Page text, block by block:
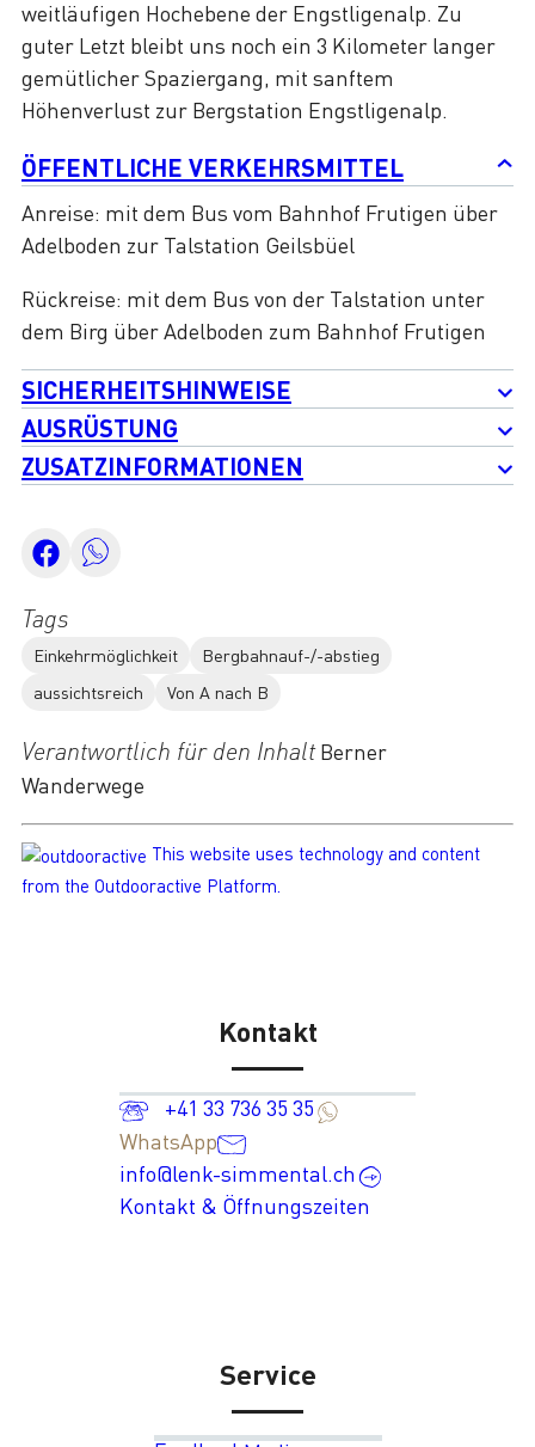
Tags
Einkehrmöglichkeit
Bergbahnauf-/-abstieg
aussichtsreich
Von A nach B
Verantwortlich für den InhaltBerner
Wanderwege
This website uses technology and content
from the Outdooractive Platform.
weitläufigen Hochebene der Engstligenalp. Zu
guter Letzt bleibt uns noch ein 3 Kilometer langer
gemütlicher Spaziergang, mit sanftem
Höhenverlust zur Bergstation Engstligenalp.
ÖFFENTLICHE VERKEHRSMITTEL
Anreise: mit dem Bus vom Bahnhof Frutigen über
Adelboden zur Talstation Geilsbüel
Rückreise: mit dem Bus von der Talstation unter
dem Birg über Adelboden zum Bahnhof Frutigen
SICHERHEITSHINWEISE
AUSRÜSTUNG
ZUSATZINFORMATIONEN
Kontakt
+41 33 736 35 35
WhatsApp
info@lenk-simmental.ch
Kontakt & Öffnungszeiten
Service